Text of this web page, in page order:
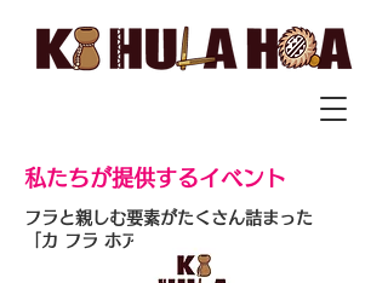
私たちが提供するイベント
フラと親しむ要素がたくさん詰まった
「カ フラ ホア」